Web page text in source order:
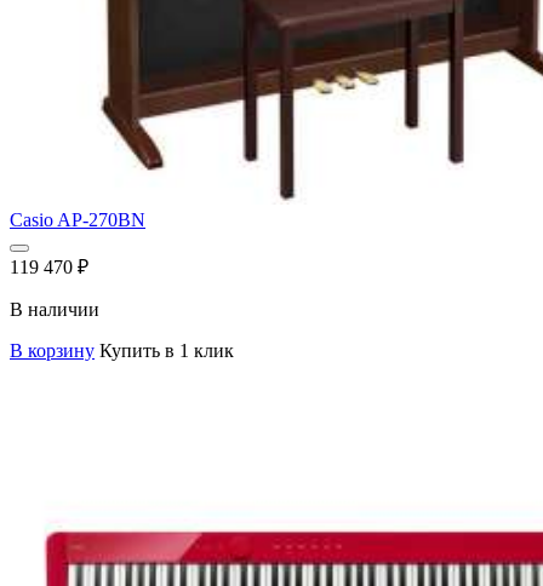
Casio AP-270BN
119 470 ₽
В наличии
В корзину Купить в 1 клик